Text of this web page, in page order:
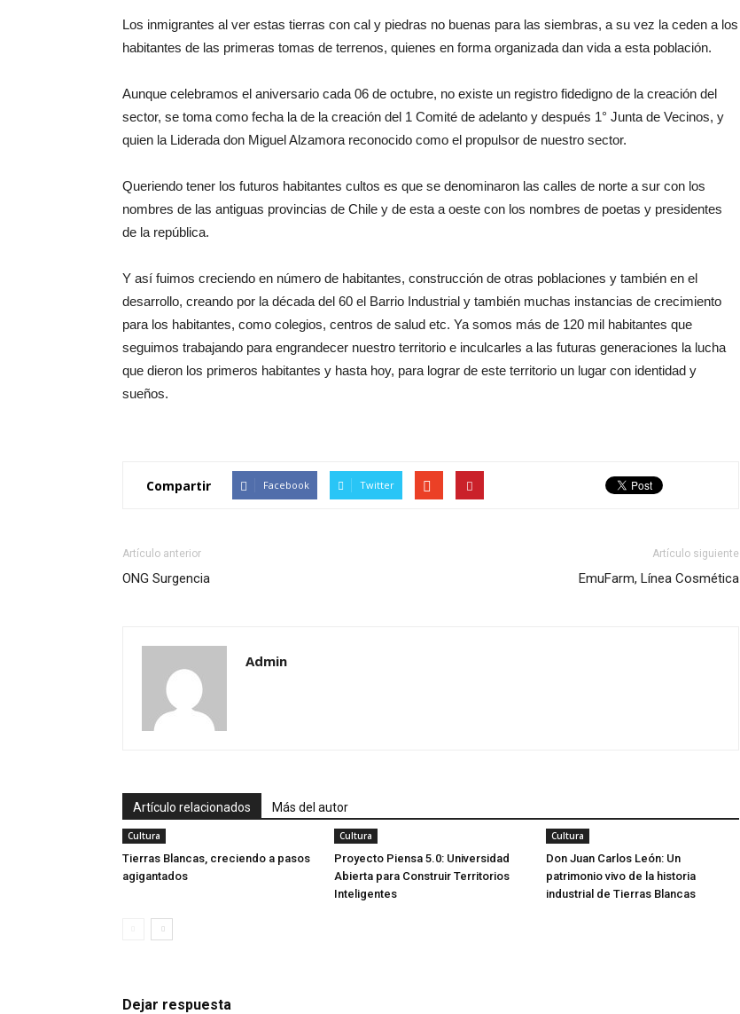
Los inmigrantes al ver estas tierras con cal y piedras no buenas para las siembras, a su vez la ceden a los
habitantes de las primeras tomas de terrenos, quienes en forma organizada dan vida a esta población.
Aunque celebramos el aniversario cada 06 de octubre, no existe un registro fidedigno de la creación del
sector, se toma como fecha la de la creación del 1 Comité de adelanto y después 1° Junta de Vecinos, y
quien la Liderada don Miguel Alzamora reconocido como el propulsor de nuestro sector.
Queriendo tener los futuros habitantes cultos es que se denominaron las calles de norte a sur con los
nombres de las antiguas provincias de Chile y de esta a oeste con los nombres de poetas y presidentes
de la república.
Y así fuimos creciendo en número de habitantes, construcción de otras poblaciones y también en el
desarrollo, creando por la década del 60 el Barrio Industrial y también muchas instancias de crecimiento
para los habitantes, como colegios, centros de salud etc. Ya somos más de 120 mil habitantes que
seguimos trabajando para engrandecer nuestro territorio e inculcarles a las futuras generaciones la lucha
que dieron los primeros habitantes y hasta hoy, para lograr de este territorio un lugar con identidad y
sueños.
Compartir Facebook Twitter
Artículo anterior
ONG Surgencia
Artículo siguiente
EmuFarm, Línea Cosmética
Admin
Artículo relacionados Más del autor
Cultura
Tierras Blancas, creciendo a pasos
agigantados
Cultura
Proyecto Piensa 5.0: Universidad
Abierta para Construir Territorios
Inteligentes
Cultura
Don Juan Carlos León: Un
patrimonio vivo de la historia
industrial de Tierras Blancas
Dejar respuesta